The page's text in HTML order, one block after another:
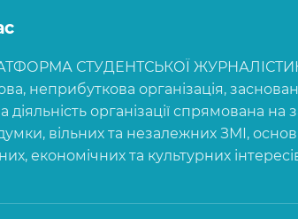
СТУДЕНТСЬКОЇ
неприбуткова організація,
діяльність організації спрямована на
вільних та незалежних ЗМІ,
економічних та культурних